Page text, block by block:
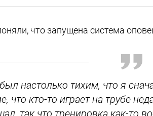
что запущена система
настолько тихим, что я
что кто-то играет на трубе